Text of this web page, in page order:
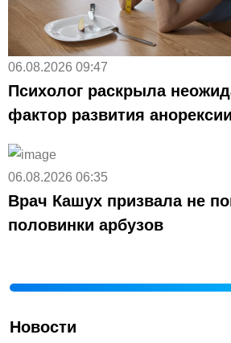
06.08.2026 09:47
Психолог раскрыла
фактор развития анорексии
06.08.2026 06:35
Врач Кашух призвала не
половинки арбузов
Новости